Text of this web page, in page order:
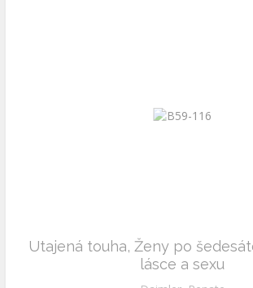
Utajená touha, Ženy po
lásce a sexu